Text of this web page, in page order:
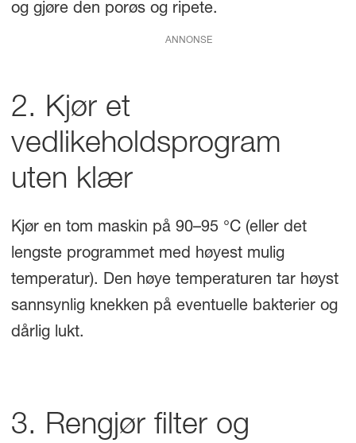
og gjøre den porøs og ripete.
ANNONSE
2. Kjør et
vedlikeholdsprogram
uten klær
Kjør en tom maskin på 90–95 °C (eller det
lengste programmet med høyest mulig
temperatur). Den høye temperaturen tar høyst
sannsynlig knekken på eventuelle bakterier og
dårlig lukt.
3. Rengjør filter og